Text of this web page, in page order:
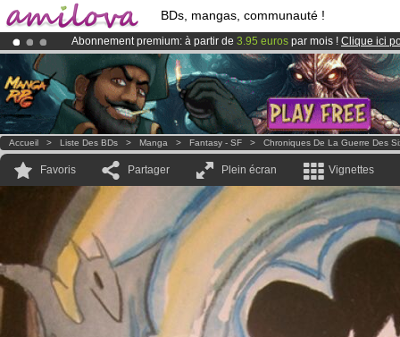
BDs, mangas, communauté !
Abonnement premium: à partir de 3.95 euros par mois ! Clique ici
Déjà 100000membreset 1000BDs & Mangas!
LeKickstarter Amilova est désormais lancé
Accueil > Liste Des BDs > Manga > Fantasy - SF > Chroniques De La Guerre Des
Favoris Partager Plein écran Vignettes